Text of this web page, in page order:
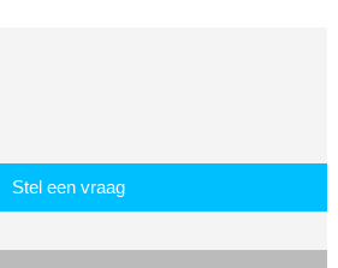
Stel een vraag